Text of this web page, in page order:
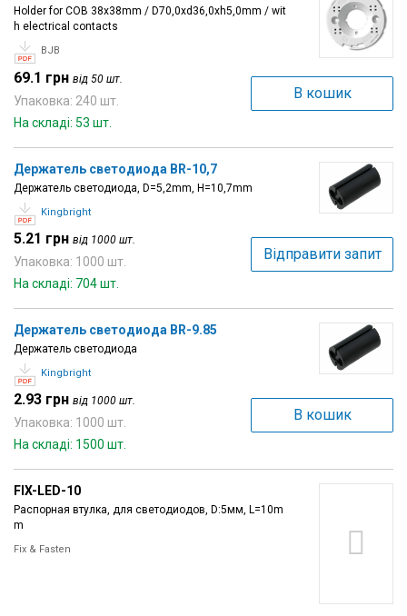
Holder for COB 38x38mm / D70,0xd36,0xh5,0mm / wit
h electrical contacts
BJB
69.1 грн від 50 шт.
Упаковка: 240 шт.
На складі: 53 шт.
В кошик
Держатель светодиода BR-10,7
Держатель светодиода, D=5,2mm, H=10,7mm
Kingbright
5.21 грн від 1000 шт.
Упаковка: 1000 шт.
На складі: 704 шт.
Відправити запит
Держатель светодиода BR-9.85
Держатель светодиода
Kingbright
2.93 грн від 1000 шт.
Упаковка: 1000 шт.
На складі: 1500 шт.
В кошик
FIX-LED-10
Распорная втулка, для светодиодов, D:5мм, L=10m
m
Fix & Fasten